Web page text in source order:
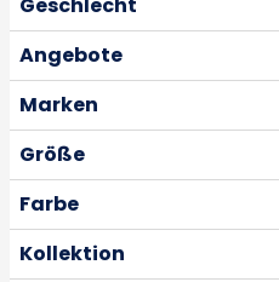
Angebote
Marken
Größe
Farbe
Kollektion